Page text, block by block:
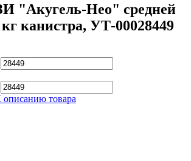
"Акугель-Нео" средней
канистра, УТ-00028449
описанию товара